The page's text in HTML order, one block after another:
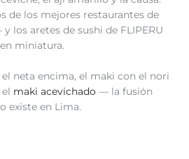
de los mejores restaurantes de
los aretes de sushi de FLIPERU
miniatura.
neta encima, el maki con el nori
maki acevichado — la fusión
existe en Lima.